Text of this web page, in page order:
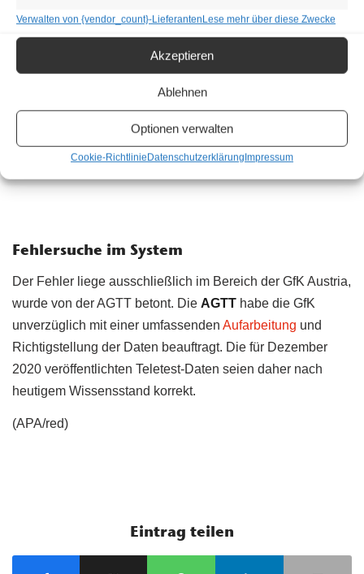
Verwalten von {vendor_count}-LieferantenLese mehr über diese Zwecke
Akzeptieren
Ablehnen
Optionen verwalten
Cookie-RichtlinieDatenschutzerklärungImpressum
Fehlersuche im System
Der Fehler liege ausschließlich im Bereich der GfK Austria,
wurde von der AGTT betont. Die AGTT habe die GfK
unverzüglich mit einer umfassenden Aufarbeitung und
Richtigstellung der Daten beauftragt. Die für Dezember
2020 veröffentlichten Teletest-Daten seien daher nach
heutigem Wissensstand korrekt.
(APA/red)
Eintrag teilen